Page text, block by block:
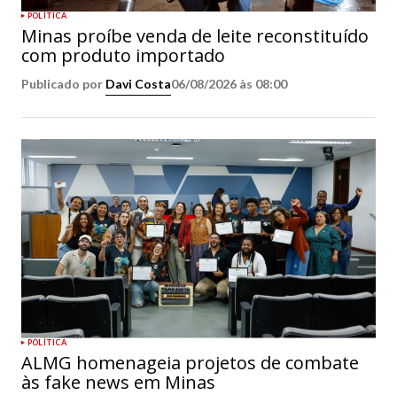
POLÍTICA
Minas proíbe venda de leite reconstituído
com produto importado
Publicado por Davi Costa06/08/2026 às 08:00
POLÍTICA
ALMG homenageia projetos de combate
às fake news em Minas